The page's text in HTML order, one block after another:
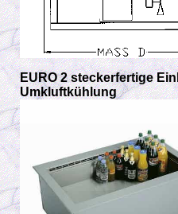
EURO 2 steckerfertige
Umkluftkühlung